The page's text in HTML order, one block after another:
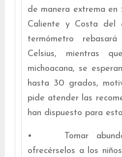
de manera extrema en
Caliente y Costa del
termómetro
Celsius, mientras
michoacana, se
hasta 30 grados,
pide atender las
han dispuesto para
• Tomar
ofrecérselos a los